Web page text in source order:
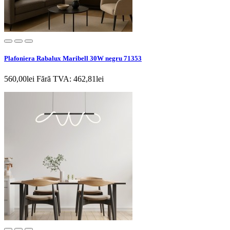
Plafoniera Rabalux Maribell 30W negru 71353
560,00lei Fără TVA: 462,81lei